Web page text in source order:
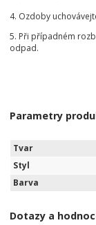
4. Ozdoby
5. Při případném
odpad.
Parametry
Tvar
Styl
Barva
Dotazy a